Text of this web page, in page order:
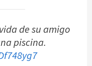
de su amigo
piscina.